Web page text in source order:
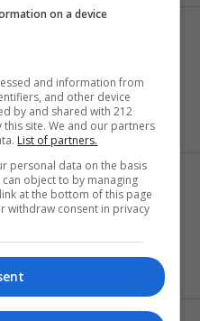
Αριστοφάνη από το
– πρόγραμμα
Αριστοφάνη από το
– πρόγραμμα
on a device
and information from
and other device
by and shared with 212
site. We and our partners
List of partners.
personal data on the basis
object to by managing
at the bottom of this page
withdraw consent in privacy